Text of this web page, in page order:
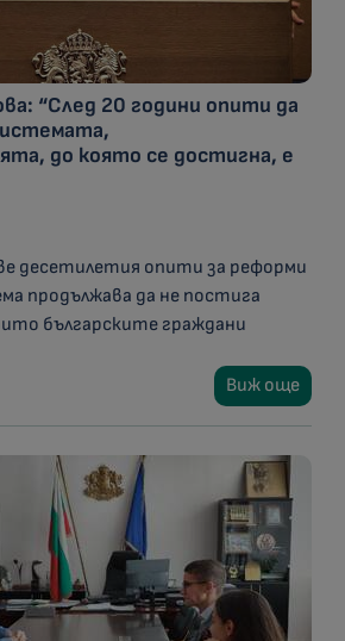
“След 20 години опити да
до която се достигна, е
десетилетия опити за реформи
продължава да не постига
българските граждани
Виж още